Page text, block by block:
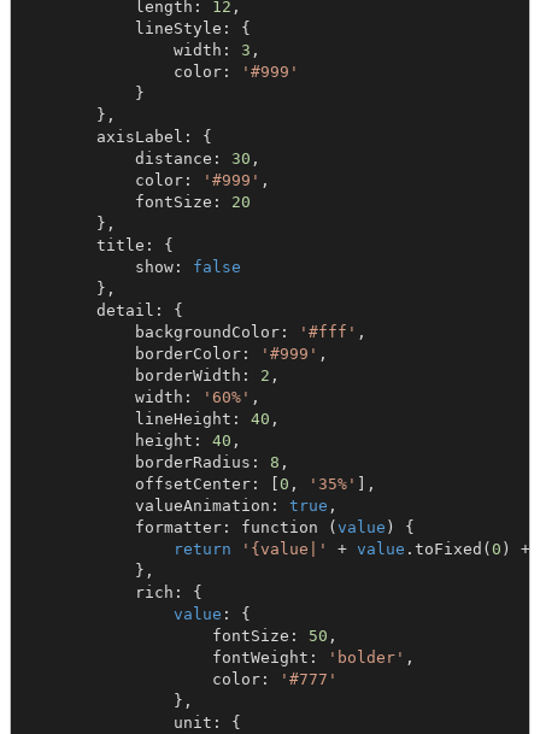
            length:
12 ,
            lineStyle: {
                width:
3 ,
                color:
'#999'
            }
        },
        axisLabel: {
            distance:
30 ,
            color:
'#999' ,
            fontSize:
20
        },
        title: {
            show:
false
        },
        detail: {
            backgroundColor:
'#fff' ,
            borderColor:
'#999' ,
            borderWidth:
2 ,
            width:
'60%' ,
            lineHeight:
40 ,
            height:
40 ,
            borderRadius:
8 ,
            offsetCenter: [
0 , '35%'
],
            valueAnimation:
true ,
            formatter: function (
value ) {
return
'{value|' + value .toFixed( 0 ) +
            },
            rich: {
value : {
                    fontSize:
50 ,
                    fontWeight:
'bolder' ,
                    color:
'#777'
                },
                unit: {